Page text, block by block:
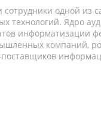
одной из
технологий. Ядро
информатизации
компаний,